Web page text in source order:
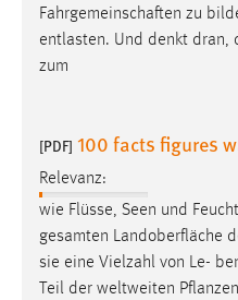
Fahrgemeinschaften zu
entlasten. Und denkt dran,
zum
[PDF] 100 facts figures
Relevanz:
wie Flüsse, Seen und
gesamten Landoberfläche
sie eine Vielzahl von Le-
Teil der weltweiten